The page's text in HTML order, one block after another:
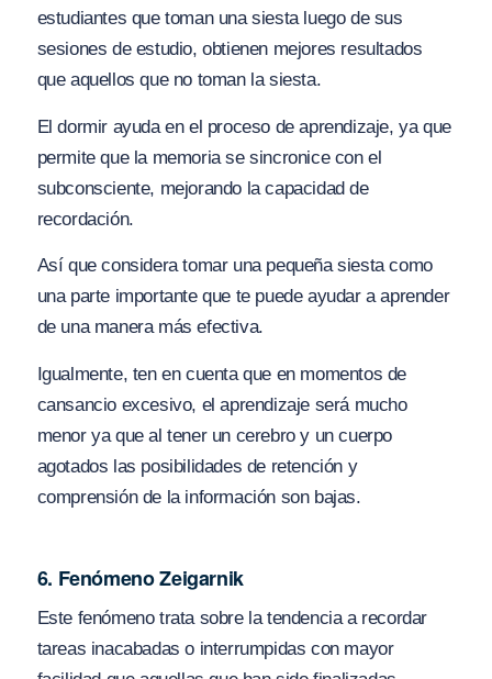
estudiantes que toman una siesta luego de sus
sesiones de estudio, obtienen mejores resultados
que aquellos que no toman la siesta.
El dormir ayuda en el proceso de aprendizaje, ya que
permite que la memoria se sincronice con el
subconsciente, mejorando la capacidad de
recordación.
Así que considera tomar una pequeña siesta como
una parte importante que te puede ayudar a aprender
de una manera más efectiva.
Igualmente, ten en cuenta que en momentos de
cansancio excesivo, el aprendizaje será mucho
menor ya que al tener un cerebro y un cuerpo
agotados las posibilidades de retención y
comprensión de la información son bajas.
6. Fenómeno Zeigarnik
Este fenómeno trata sobre la tendencia a recordar
tareas inacabadas o interrumpidas con mayor